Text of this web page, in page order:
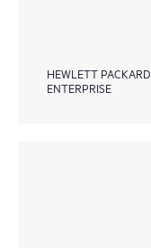
HEWLETT PACKARD
ENTERPRISE